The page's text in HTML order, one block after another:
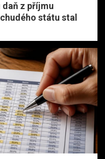
daň z příjmu
státu stal